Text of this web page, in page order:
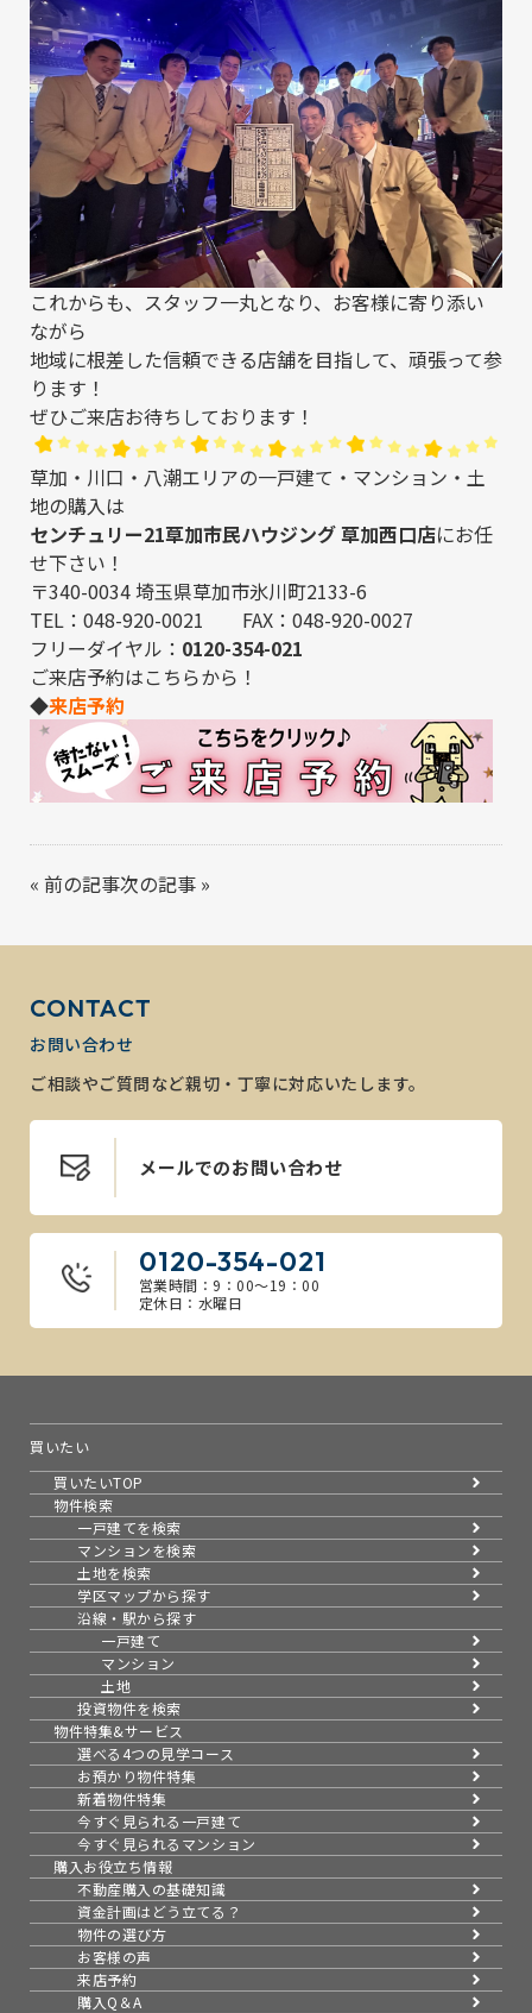
これからも、スタッフ一丸となり、お客様に寄り添い
ながら
地域に根差した信頼できる店舗を目指して、頑張って参
ります！
ぜひご来店お待ちしております！
草加・川口・八潮エリアの一戸建て・マンション・土
地の購入は
センチュリー21草加市民ハウジング 草加西口店にお任
せ下さい！
〒340-0034 埼玉県草加市氷川町2133-6
TEL：048-920-0021 FAX：048-920-0027
フリーダイヤル： 0120-354-021
ご来店予約はこちらから！
◆来店予約
« 前の記事次の記事 »
CONTACT
お問い合わせ
ご相談やご質問など親切・丁寧に対応いたします。
メールでのお問い合わせ
0120-354-021
営業時間：9：00～19：00
定休日：水曜日
買いたい
買いたいTOP
物件検索
一戸建てを検索
マンションを検索
土地を検索
学区マップから探す
沿線・駅から探す
一戸建て
マンション
土地
投資物件を検索
物件特集&サービス
選べる4つの見学コース
お預かり物件特集
新着物件特集
今すぐ見られる一戸建て
今すぐ見られるマンション
購入お役立ち情報
不動産購入の基礎知識
資金計画はどう立てる？
物件の選び方
お客様の声
来店予約
購入Q＆A